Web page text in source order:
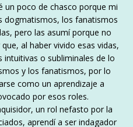
un poco de chasco porque mi
dogmatismos, los fanatismos
pero las asumí porque no
al haber vivido esas vidas,
intuitivas o subliminales de lo
y los fanatismos, por lo
como un aprendizaje a
por esos roles.
un rol nefasto por la
aprendí a ser indagador